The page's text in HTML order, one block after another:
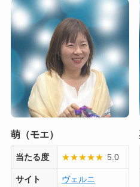
萌（モエ）
当たる度 ★★★★★ 5.0
サイト ヴェルニ